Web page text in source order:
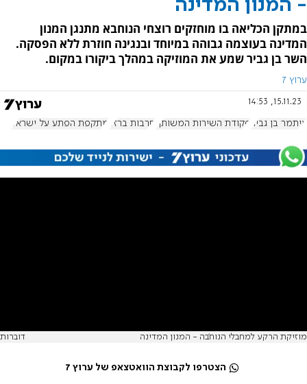
- המנון המדינה
במתקן הכליאה בו מוחזקים רוצחי הנוחבא מתנגן המנון
המדינה בעוצמה גבוהה במיוחד ובנגינה חוזרת ללא הפסקה.
השר בן גביר שמע את המוזיקה במהלך ביקורו במקום.
ערוץ 7
15.11.23, 14:53
איתמר בן גביר פקודת השירות המשותף חרבות ברזל מתקפת הפתע על ישראל
מוזיקת הרקע למחבלי הנוח'בה - המנון המדינה דוברות
הצטרפו לקבוצת הוואטצאפ של ערוץ 7